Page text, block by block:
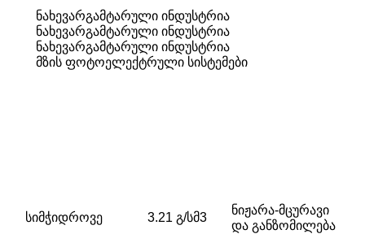
ნახევარგამტარული ინდუსტრია
ნახევარგამტარული ინდუსტრია
ნახევარგამტარული ინდუსტრია
მზის ფოტოელექტრული სისტემები
სიმჭიდროვე 3.21 გ/სმ3
ნიჟარა-მცურავი
და განზომილება